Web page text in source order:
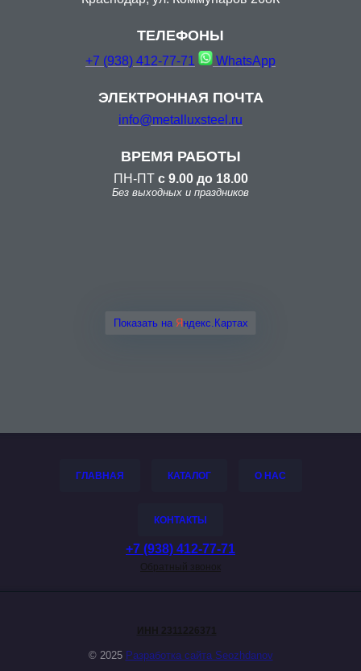
ТЕЛЕФОНЫ
+7 (938) 412-77-71 WhatsApp
ЭЛЕКТРОННАЯ ПОЧТА
ВРЕМЯ РАБОТЫ
Без выходных и праздников
+7 (938) 412-77-71
Разработка сайта Seozhdanov